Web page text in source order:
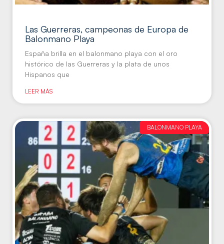
Las Guerreras, campeonas de Europa de
Balonmano Playa
España brilla en el balonmano playa con el oro
histórico de las Guerreras y la plata de unos
Hispanos que
LEER MÁS
BALONMANO PLAYA